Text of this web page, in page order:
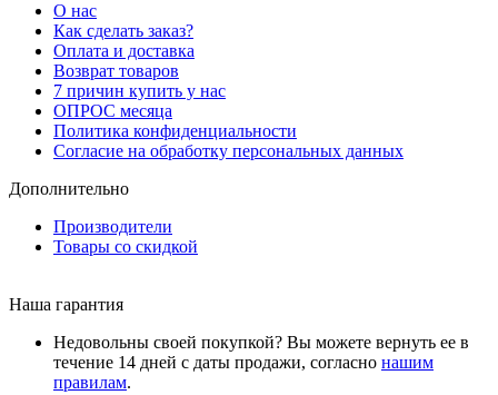
О нас
Как сделать заказ?
Оплата и доставка
Возврат товаров
7 причин купить у нас
ОПРОС месяца
Политика конфиденциальности
Согласие на обработку персональных данных
Дополнительно
Производители
Товары со скидкой
Наша гарантия
Недовольны своей покупкой? Вы можете вернуть ее в
течение 14 дней с даты продажи, согласно нашим
правилам.